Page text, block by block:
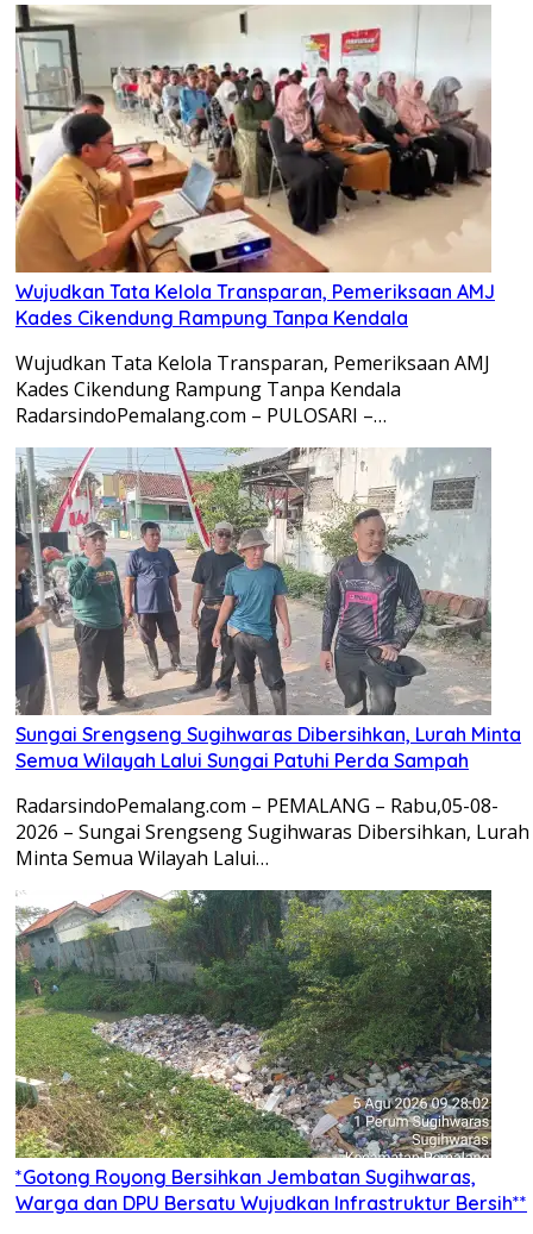
Wujudkan Tata Kelola Transparan, Pemeriksaan AMJ
Kades Cikendung Rampung Tanpa Kendala
Wujudkan Tata Kelola Transparan, Pemeriksaan AMJ
Kades Cikendung Rampung Tanpa Kendala
RadarsindoPemalang.com – PULOSARI –…
Sungai Srengseng Sugihwaras Dibersihkan, Lurah Minta
Semua Wilayah Lalui Sungai Patuhi Perda Sampah
RadarsindoPemalang.com – PEMALANG – Rabu,05-08-
2026 – Sungai Srengseng Sugihwaras Dibersihkan, Lurah
Minta Semua Wilayah Lalui…
*Gotong Royong Bersihkan Jembatan Sugihwaras,
Warga dan DPU Bersatu Wujudkan Infrastruktur Bersih**